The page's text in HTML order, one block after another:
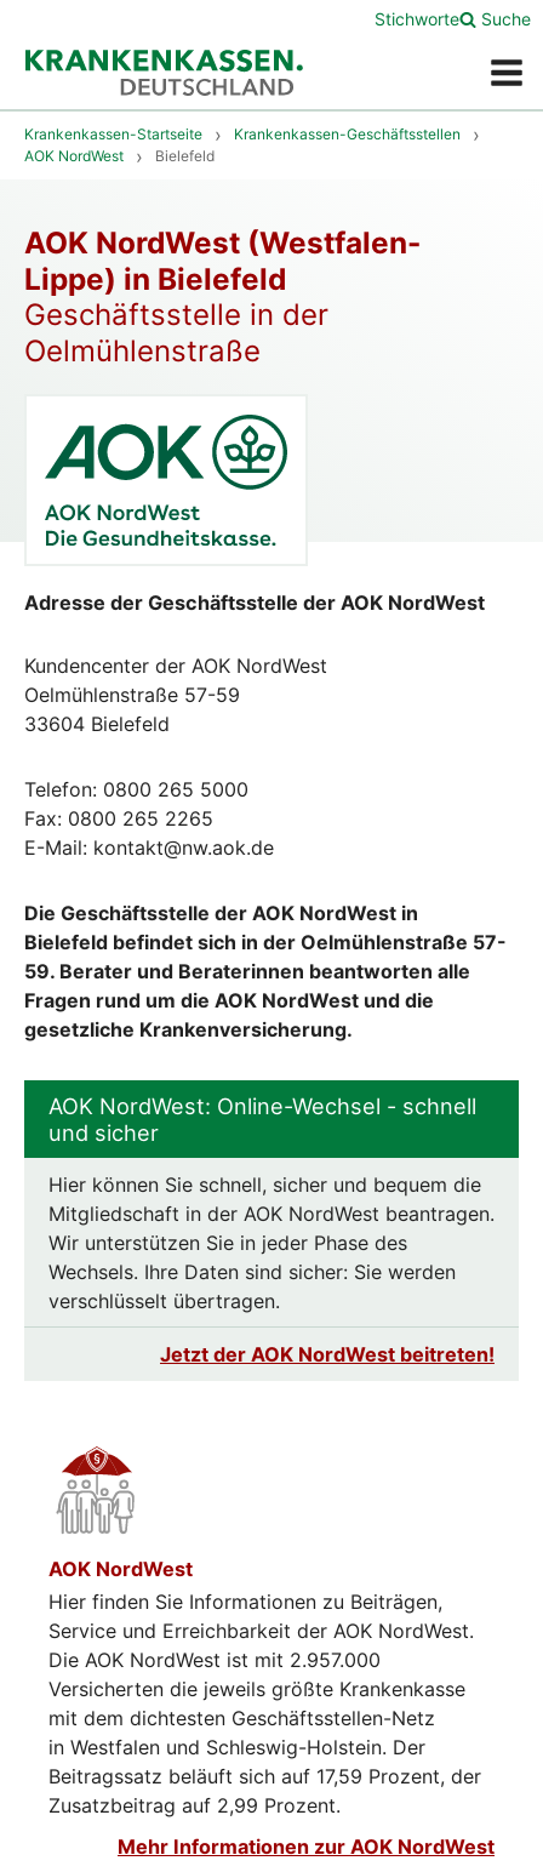
Menü
Stichworte Suche
Krankenkassen-Startseite
Krankenkassen-Geschäftsstellen
AOK NordWest
Bielefeld
AOK NordWest (Westfalen-
Lippe) in Bielefeld
Geschäftsstelle in der
Oelmühlenstraße
Adresse der Geschäftsstelle der AOK NordWest
Kundencenter der AOK NordWest
Oelmühlenstraße 57-59
33604 Bielefeld
Telefon: 0800 265 5000
Fax: 0800 265 2265
E-Mail: kontakt@nw.aok.de
Die Geschäftsstelle der AOK NordWest in
Bielefeld befindet sich in der Oelmühlenstraße 57-
59. Berater und Beraterinnen beantworten alle
Fragen rund um die AOK NordWest und die
gesetzliche Krankenversicherung.
AOK NordWest: Online-Wechsel - schnell
und sicher
Hier können Sie schnell, sicher und bequem die
Mitgliedschaft in der AOK NordWest beantragen.
Wir unterstützen Sie in jeder Phase des
Wechsels. Ihre Daten sind sicher: Sie werden
verschlüsselt übertragen.
Jetzt der AOK NordWest beitreten!
AOK NordWest
Hier finden Sie Informationen zu Beiträgen,
Service und Erreichbarkeit der AOK NordWest.
Die AOK NordWest ist mit 2.957.000
Versicherten die jeweils größte Krankenkasse
mit dem dichtesten Geschäftsstellen-Netz
in Westfalen und Schleswig-Holstein. Der
Beitragssatz beläuft sich auf 17,59 Prozent, der
Zusatzbeitrag auf 2,99 Prozent.
Mehr Informationen zur AOK NordWest